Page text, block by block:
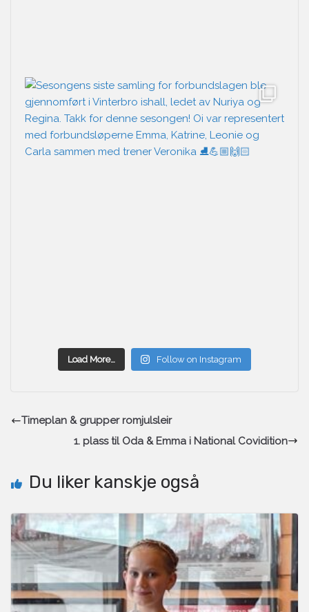
Load More… Follow on Instagram
Timeplan & grupper romjulsleir
1. plass til Oda & Emma i National Covidition
Du liker kanskje også